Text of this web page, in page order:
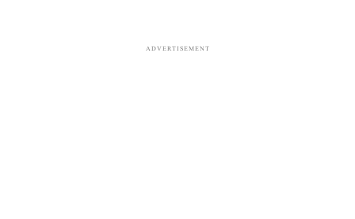
ADVERTISEMENT